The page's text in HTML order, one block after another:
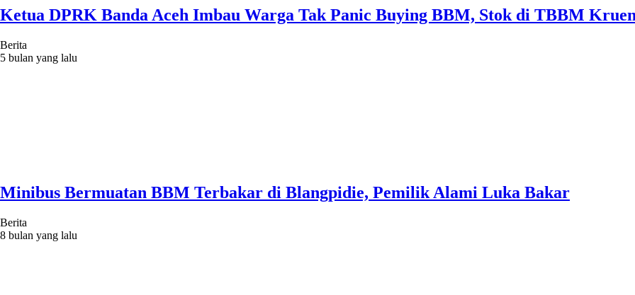
Ketua DPRK Banda Aceh Imbau Warga Tak Panic Buying BBM, Stok di TBBM
Berita
5 bulan yang lalu
Minibus Bermuatan BBM Terbakar di Blangpidie, Pemilik Alami Luka Bakar
Berita
8 bulan yang lalu